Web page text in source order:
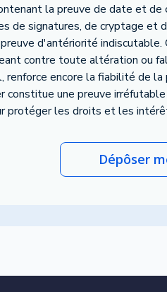
la preuve de date et
de signatures, de cryptage et
d'antériorité
contre toute altération ou
encore la fiabilité de
constitue une preuve
protéger les droits et les
Dépôser